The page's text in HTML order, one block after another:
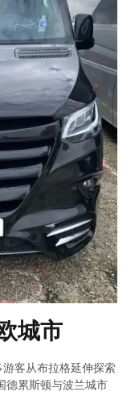
城市
客从布拉格延伸探索
德累斯顿与波兰城市